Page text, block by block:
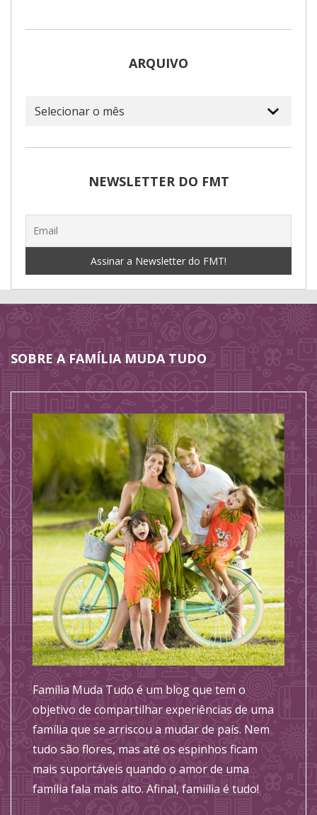
ARQUIVO
Arquivo
NEWSLETTER DO FMT
SOBRE A FAMÍLIA MUDA TUDO
Família Muda Tudo é um blog que tem o
objetivo de compartilhar experiências de uma
família que se arriscou a mudar de país. Nem
tudo são flores, mas até os espinhos ficam
mais suportáveis quando o amor de uma
família fala mais alto. Afinal, famiília é tudo!